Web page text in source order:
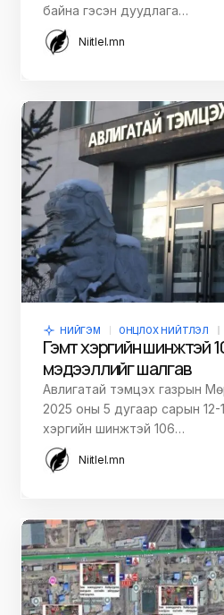
байна гэсэн дуудлага…
Niitlel.mn
НИЙГЭМ ОНЦЛОХ НИЙТЛЭЛ
Гэмт хэргийн шинжтэй
мэдээллийг шалгав
Авлигатай тэмцэх газрын
2025 оны 5 дугаар сарын 12-
хэргийн шинжтэй 106…
Niitlel.mn